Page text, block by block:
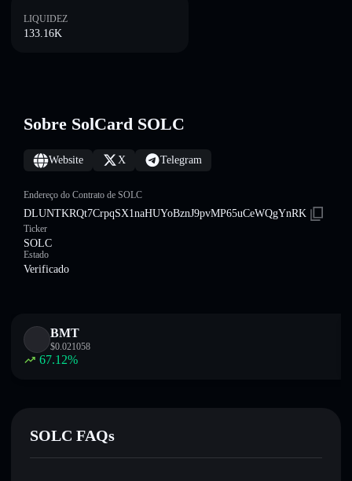
LIQUIDEZ
133.16K
Sobre SolCard SOLC
Website X Telegram
Endereço do Contrato de SOLC
DLUNTKRQt7CrpqSX1naHUYoBznJ9pvMP65uCeWQgYnRK
Ticker
SOLC
Estado
Verificado
BMT
$0.021058
67.12%
SOLC FAQs